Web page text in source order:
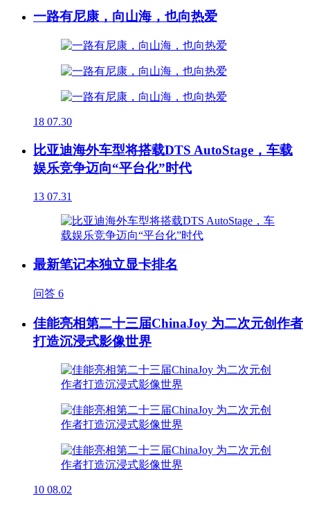
一路有尼康，向山海，也向热爱
18 07.30
比亚迪海外车型将搭载DTS AutoStage，车载
娱乐竞争迈向“平台化”时代
13 07.31
最新笔记本独立显卡排名
问答 6
佳能亮相第二十三届ChinaJoy 为二次元创作者
打造沉浸式影像世界
10 08.02